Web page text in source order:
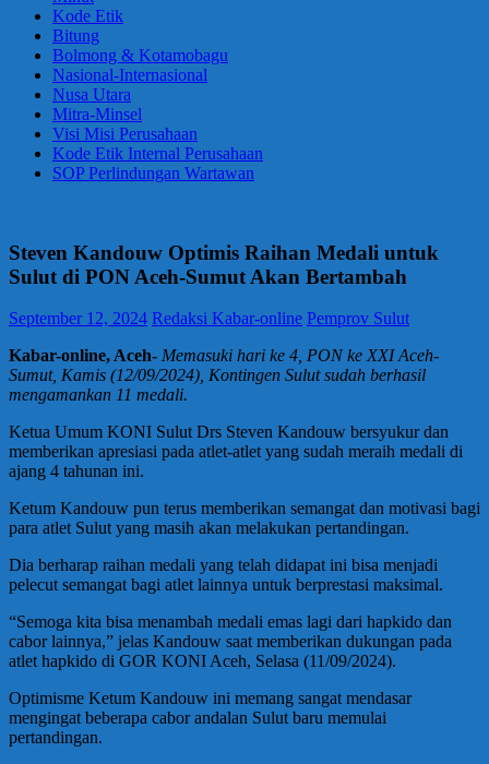
Kode Etik
Bitung
Bolmong & Kotamobagu
Nasional-Internasional
Nusa Utara
Mitra-Minsel
Visi Misi Perusahaan
Kode Etik Internal Perusahaan
SOP Perlindungan Wartawan
Steven Kandouw Optimis Raihan Medali untuk
Sulut di PON Aceh-Sumut Akan Bertambah
September 12, 2024 Redaksi Kabar-online Pemprov Sulut
Kabar-online, Aceh- Memasuki hari ke 4, PON ke XXI Aceh-
Sumut, Kamis (12/09/2024), Kontingen Sulut sudah berhasil
mengamankan 11 medali.
Ketua Umum KONI Sulut Drs Steven Kandouw bersyukur dan
memberikan apresiasi pada atlet-atlet yang sudah meraih medali di
ajang 4 tahunan ini.
Ketum Kandouw pun terus memberikan semangat dan motivasi bagi
para atlet Sulut yang masih akan melakukan pertandingan.
Dia berharap raihan medali yang telah didapat ini bisa menjadi
pelecut semangat bagi atlet lainnya untuk berprestasi maksimal.
“Semoga kita bisa menambah medali emas lagi dari hapkido dan
cabor lainnya,” jelas Kandouw saat memberikan dukungan pada
atlet hapkido di GOR KONI Aceh, Selasa (11/09/2024).
Optimisme Ketum Kandouw ini memang sangat mendasar
mengingat beberapa cabor andalan Sulut baru memulai
pertandingan.